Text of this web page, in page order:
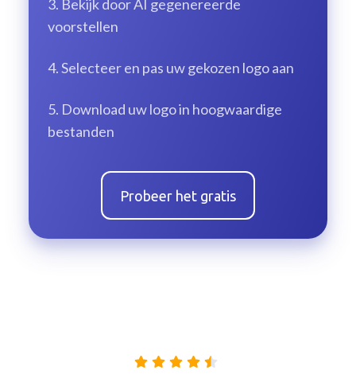
3. Bekijk door AI gegenereerde
voorstellen
4.Selecteer en pas uw gekozen logo aan
5. Download uw logo in hoogwaardige
bestanden
Probeer het gratis